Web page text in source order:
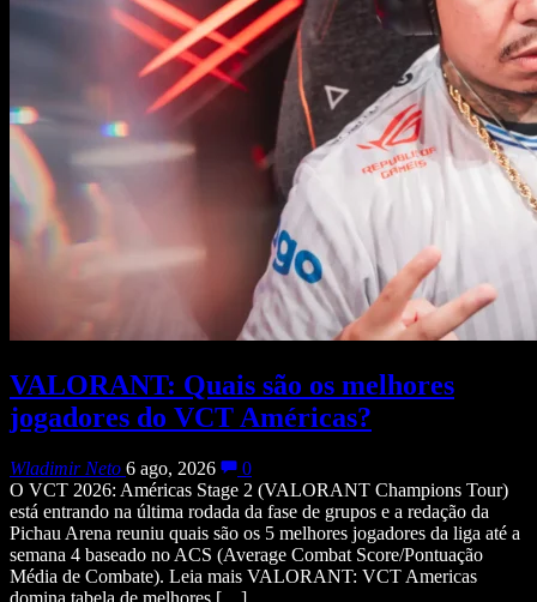
VALORANT: Quais são os melhores
jogadores do VCT Américas?
Wladimir Neto 6 ago, 2026
0
O VCT 2026: Américas Stage 2 (VALORANT Champions Tour)
está entrando na última rodada da fase de grupos e a redação da
Pichau Arena reuniu quais são os 5 melhores jogadores da liga até a
semana 4 baseado no ACS (Average Combat Score/Pontuação
Média de Combate). Leia mais VALORANT: VCT Americas
domina tabela de melhores […]